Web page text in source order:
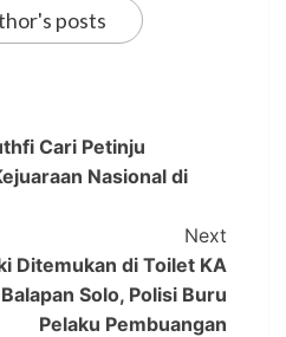
posts
Cari Petinju
Nasional di
Next
Ditemukan di Toilet KA
Solo, Polisi Buru
Pelaku Pembuangan